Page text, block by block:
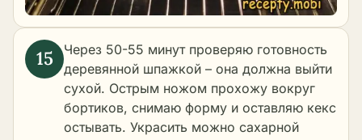
Через 50-55 минут проверяю готовность
деревянной шпажкой – она должна выйти
сухой. Острым ножом прохожу вокруг
бортиков, снимаю форму и оставляю кекс
остывать. Украсить можно сахарной